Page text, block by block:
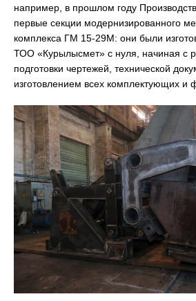
например, в прошлом году
первые секции модернизированного
комплекса ГМ 15-29М: они были
ТОО «Курылысмет» с нуля, начиная с
подготовки чертежей, технической
изготовлением всех комплектующих и